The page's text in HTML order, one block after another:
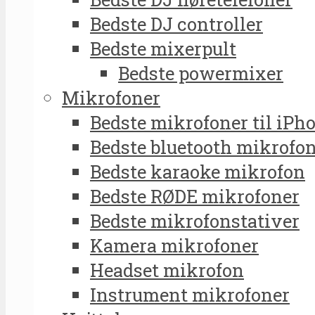
Bedste DJ controller
Bedste mixerpult
Bedste powermixer
Mikrofoner
Bedste mikrofoner til
Bedste bluetooth
Bedste karaoke mikrofon
Bedste RØDE mikrofoner
Bedste mikrofonstativer
Kamera mikrofoner
Headset mikrofon
Instrument mikrofoner